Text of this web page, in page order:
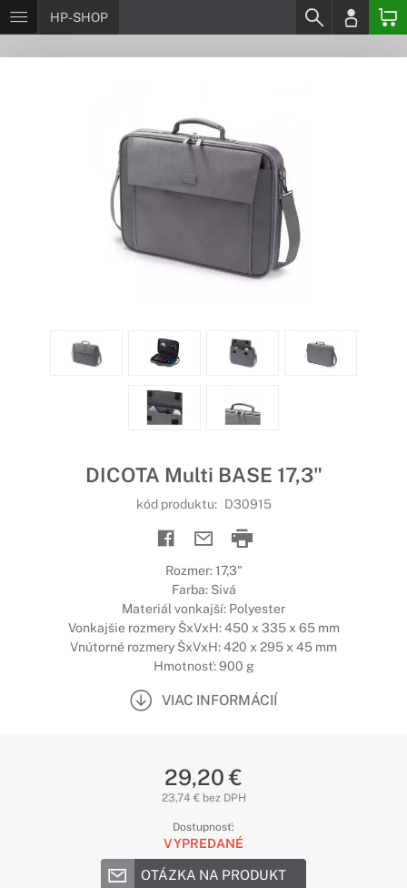
HP-SHOP
DICOTA Multi BASE 17,3"
kód produktu: D30915
Rozmer: 17,3"
Farba: Sivá
Materiál vonkajší: Polyester
Vonkajšie rozmery ŠxVxH: 450 x 335 x 65 mm
Vnútorné rozmery ŠxVxH: 420 x 295 x 45 mm
Hmotnosť: 900 g
VIAC INFORMÁCIÍ
29,20 €
23,74 € bez DPH
Dostupnosť:
VYPREDANÉ
OTÁZKA NA PRODUKT